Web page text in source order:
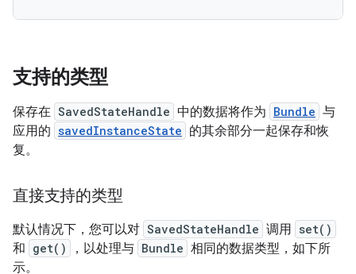
支持的类型
保存在 SavedStateHandle 中的数据将作为 Bundle 与
应用的 savedInstanceState 的其余部分一起保存和恢
复。
直接支持的类型
默认情况下，您可以对 SavedStateHandle 调用 set()
和 get() ，以处理与 Bundle 相同的数据类型，如下所
示。